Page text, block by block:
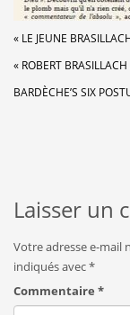
« LE JEUNE
« ROBERT
BARDÈCHE’S SIX
Laisser un
Votre adresse e-mail
indiqués avec*
Commentaire *